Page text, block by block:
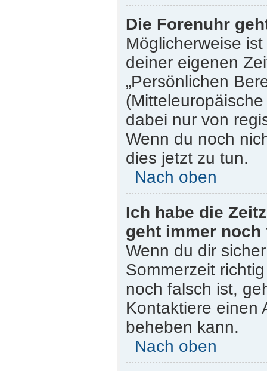
Die Forenuhr
Möglicherweise
deiner eigenen
„Persönlichen
dabei nur von
Wenn du noch
dies jetzt zu tun.
Nach oben
Ich habe die
geht immer noch
Wenn du dir
Sommerzeit
noch falsch ist,
Kontaktiere einen
beheben kann.
Nach oben